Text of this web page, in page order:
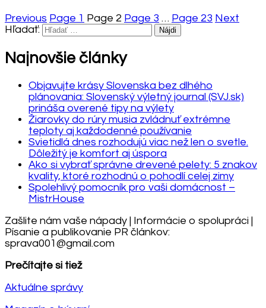
Previous Page 1 Page 2 Page 3 … Page 23 Next
Hľadať:
Najnovšie články
Objavujte krásy Slovenska bez dlhého
plánovania: Slovenský výletný journal (SVJ.sk)
prináša overené tipy na výlety
Žiarovky do rúry musia zvládnuť extrémne
teploty aj každodenné používanie
Svietidlá dnes rozhodujú viac než len o svetle.
Dôležitý je komfort aj úspora
Ako si vybrať správne drevené pelety: 5 znakov
kvality, ktoré rozhodnú o pohodlí celej zimy
Spolehlivý pomocník pro vaši domácnost –
MistrHouse
Zašlite nám vaše nápady | Informácie o spolupráci |
Písanie a publikovanie PR článkov:
sprava001@gmail.com
Prečítajte si tiež
Aktuálne správy